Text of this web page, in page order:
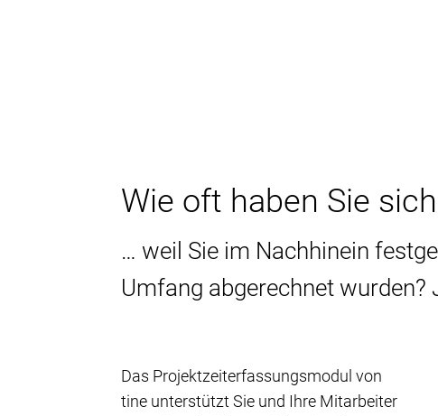
Wie oft haben Sie
… weil Sie im Nachhinein
Umfang abgerechnet wurden?
Das Projektzeiterfassungsmodul von
tine unterstützt Sie und Ihre Mitarbeiter